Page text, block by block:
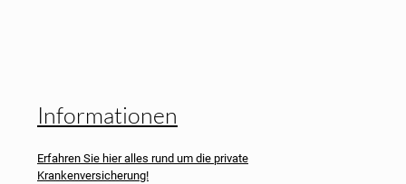
Informationen
Erfahren Sie hier alles rund um die private
Krankenversicherung!